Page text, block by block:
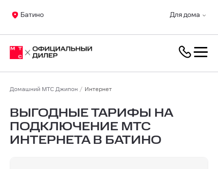
Для дома
Батино
Домашний МТС Джипон Интернет
ВЫГОДНЫЕ ТАРИФЫ НА
ПОДКЛЮЧЕНИЕ МТС
ИНТЕРНЕТА В БАТИНО